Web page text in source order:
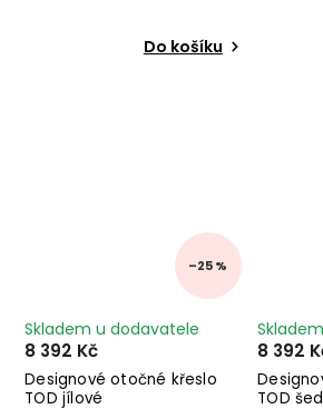
Do košíku
–25 %
Designové otočné křeslo
TOD jílové
Skladem u dodavatele
8 392 Kč
TOD
8 392